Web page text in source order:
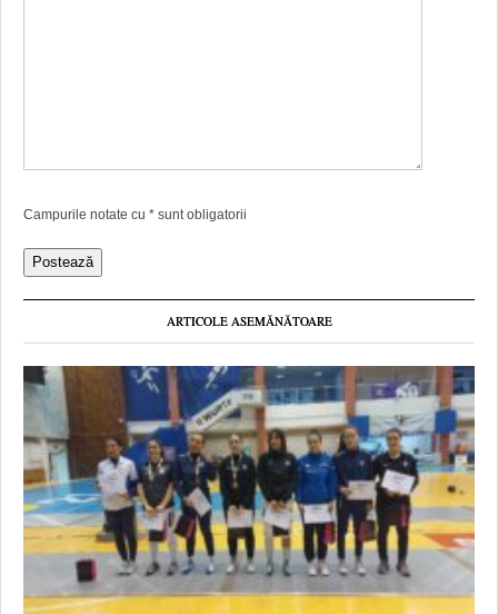
Campurile notate cu * sunt obligatorii
ARTICOLE ASEMĂNĂTOARE